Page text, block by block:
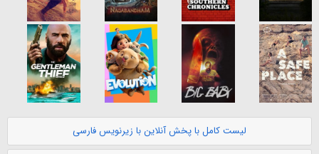
لیست کامل با پخش آنلاین با زیرنویس فارسی